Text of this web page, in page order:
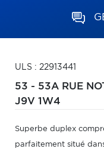
ULS : 22913441
53 - 53A RUE
J9V 1W4
Superbe duplex
parfaitement situé